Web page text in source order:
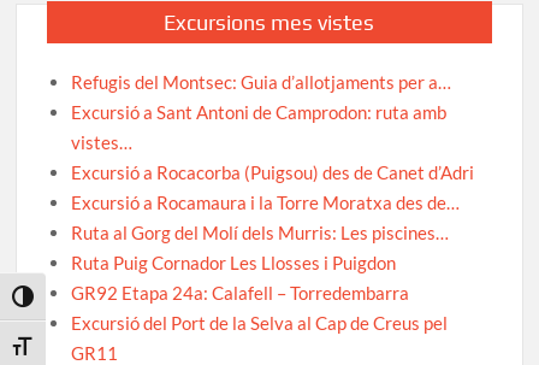
Toggle High Contrast
Toggle Font size
Excursions mes vistes
Refugis del Montsec: Guia d’allotjaments per a…
Excursió a Sant Antoni de Camprodon: ruta amb
vistes…
Excursió a Rocacorba (Puigsou) des de Canet d’Adri
Excursió a Rocamaura i la Torre Moratxa des de…
Ruta al Gorg del Molí dels Murris: Les piscines…
Ruta Puig Cornador Les Llosses i Puigdon
GR92 Etapa 24a: Calafell – Torredembarra
Excursió del Port de la Selva al Cap de Creus pel
GR11